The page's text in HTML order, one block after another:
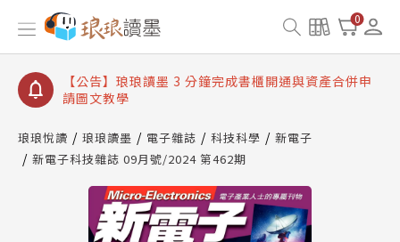
0
【公告】琅琅讀墨數位閱讀資產合併與書櫃開通申請
【公告】琅琅讀墨書櫃開通常見問題
【公告】琅琅讀墨 3 分鐘完成書櫃開通與資產合併申
請圖文教學
查詢
【公告】琅琅讀墨數位閱讀資產合併與書櫃開通申請
琅琅悅讀 琅琅讀墨 電子雜誌 科技科學
新電子
新電子科技雜誌 09月號/2024 第462期